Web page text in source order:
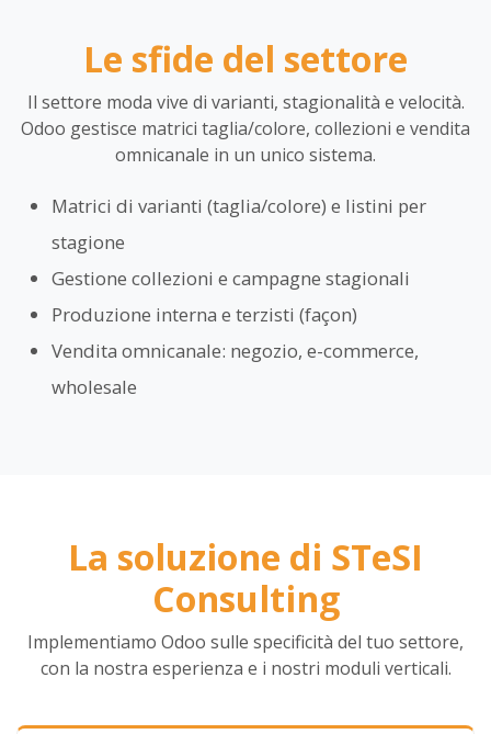
Le sfide del settore
Il settore moda vive di varianti, stagionalità e velocità.
Odoo gestisce matrici taglia/colore, collezioni e vendita
omnicanale in un unico sistema.
Matrici di varianti (taglia/colore) e listini per
stagione
Gestione collezioni e campagne stagionali
Produzione interna e terzisti (façon)
Vendita omnicanale: negozio, e-commerce,
wholesale
La soluzione di STeSI
Consulting
Implementiamo Odoo sulle specificità del tuo settore,
con la nostra esperienza e i nostri moduli verticali.